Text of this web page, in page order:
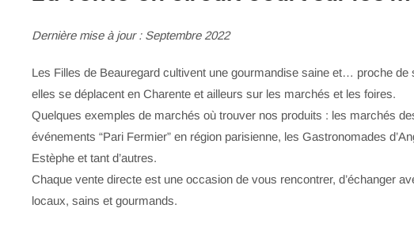
Dernière mise à jour : Septembre 2022
Les Filles de Beauregard cultivent une gourmandise saine et… proche
elles se déplacent en Charente et ailleurs sur les marchés et les foires.
Quelques exemples de marchés où trouver nos produits : les marchés
événements “Pari Fermier” en région parisienne, les Gastronomades
Estèphe et tant d’autres.
Chaque vente directe est une occasion de vous rencontrer, d’échanger
locaux, sains et gourmands.